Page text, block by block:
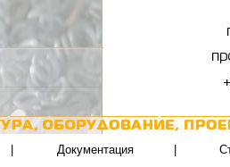
Документация